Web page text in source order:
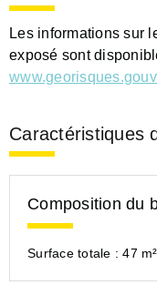
Les informations sur
exposé sont
Caractéristiques
Composition du
Surface totale :47 m²